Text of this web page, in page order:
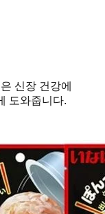
신장 건강에
도와줍니다.